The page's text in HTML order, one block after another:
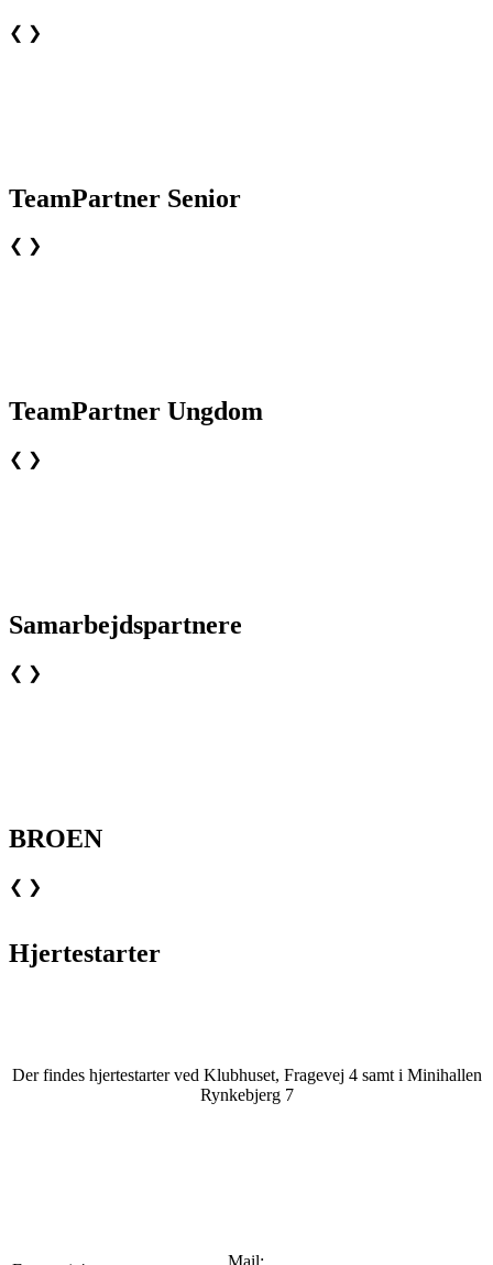
❮ ❯
TeamPartner Senior
❮ ❯
TeamPartner Ungdom
❮ ❯
Samarbejdspartnere
❮ ❯
BROEN
❮ ❯
Hjertestarter
Der findes hjertestarter ved Klubhuset, Fragevej 4 samt i Minihallen
Rynkebjerg 7
Mail: